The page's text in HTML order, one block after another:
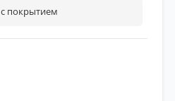
покрытием